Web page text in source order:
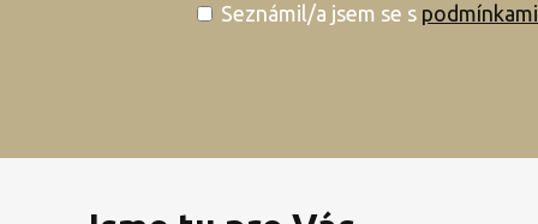
Seznámil/a jsem se s